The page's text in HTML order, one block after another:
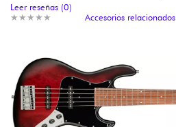
Pianos
Grabación
Auriculares
★ ★ ★ ★ ★
★ ★ ★ ★ ★
Leer reseñas (0)
Accesorios relacionados